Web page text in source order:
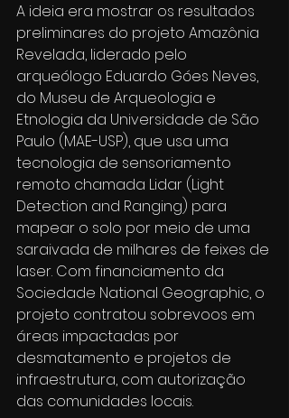
A ideia era mostrar os resultados
preliminares do projeto Amazônia
Revelada, liderado pelo
arqueólogo Eduardo Góes Neves,
do Museu de Arqueologia e
Etnologia da Universidade de São
Paulo (MAE-USP), que usa uma
tecnologia de sensoriamento
remoto chamada Lidar (Light
Detection and Ranging) para
mapear o solo por meio de uma
saraivada de milhares de feixes de
laser. Com financiamento da
Sociedade National Geographic, o
projeto contratou sobrevoos em
áreas impactadas por
desmatamento e projetos de
infraestrutura, com autorização
das comunidades locais.